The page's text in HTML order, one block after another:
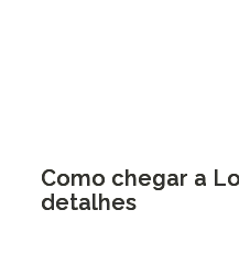
Como chegar a
detalhes